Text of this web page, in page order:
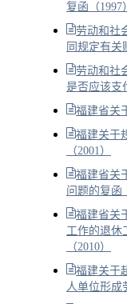
复函（1997）
劳动和社
同规定有关
劳动和社
是否应该支
福建省关
福建关于
（2001）
福建省关
问题的复函
福建省关
工作的退休
（2010）
福建关于
人单位形成